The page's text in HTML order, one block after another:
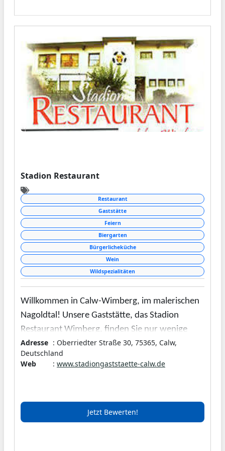
Stadion Restaurant
Restaurant
Gaststätte
Feiern
Biergarten
Bürgerlicheküche
Wein
Wildspezialitäten
Willkommen in Calw-Wimberg, im malerischen
Nagoldtal! Unsere Gaststätte, das Stadion
Restaurant Wimberg, finden Sie nur wenige
Minuten entfernt vom Zentrum der Hermann-
Hesse-Stadt Calw, direkt am Stadion des
bewirten zu dürfen. Frisch für Sie zubereitete
schwäbische und deutsche Spezialitäten
Adresse : Oberriedter Straße 30, 75365, Calw,
Deutschland
Web
: www.stadiongaststaette-calw.de
Jetzt Bewerten!